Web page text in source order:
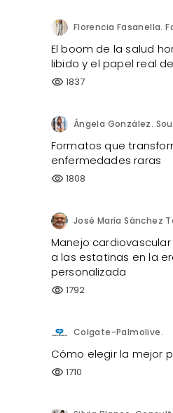
El boom de la salud
libido y el papel real
visibility 1837
Formatos que
enfermedades raras
visibility 1808
Manejo
a las estatinas en la
personalizada
visibility 1792
Colgate-Palmolive.
Cómo elegir la mejor
visibility 1710